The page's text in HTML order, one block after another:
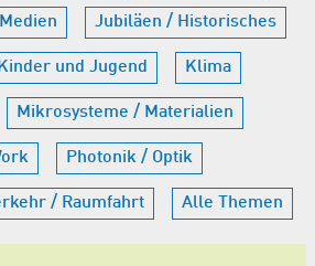
Medien Jubiläen / Historisches
Kinder und Jugend Klima
Mikrosysteme / Materialien
Photonik / Optik
/ Raumfahrt Alle Themen